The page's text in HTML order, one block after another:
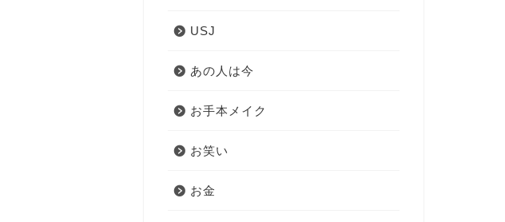
USJ
あの人は今
お手本メイク
お笑い
お金